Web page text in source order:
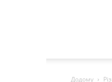
Додому